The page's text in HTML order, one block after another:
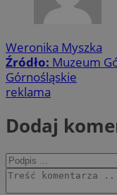
Weronika Myszka
Źródło: Muzeum
Górnośląskie
reklama
Dodaj